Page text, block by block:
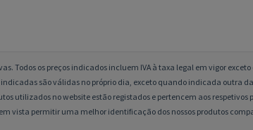
Todos os preços indicados incluem IVA à taxa legal em vigor
indicadas são válidas no próprio dia, exceto quando indicada outra
utilizados no website estão registados e pertencem aos respetivos
vista permitir uma melhor identificação dos nossos produtos